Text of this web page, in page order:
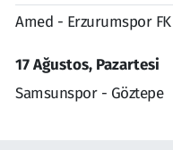
Amed - Erzurumspor FK
17 Ağustos, Pazartesi
Samsunspor - Göztepe